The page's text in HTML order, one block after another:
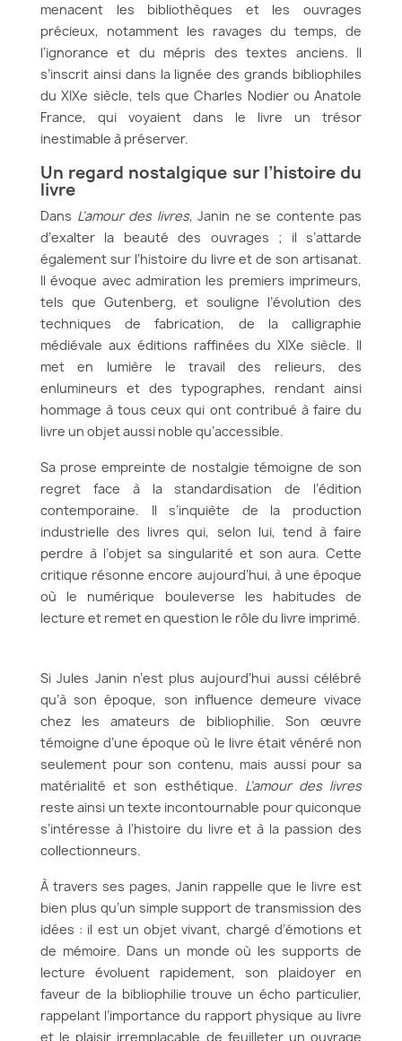
menacent les bibliothèques et les ouvrages
précieux, notamment les ravages du temps, de
l’ignorance et du mépris des textes anciens. Il
s’inscrit ainsi dans la lignée des grands bibliophiles
du XIXe siècle, tels que Charles Nodier ou Anatole
France, qui voyaient dans le livre un trésor
inestimable à préserver.
Un regard nostalgique sur l’histoire du
livre
Dans L’amour des livres, Janin ne se contente pas
d’exalter la beauté des ouvrages ; il s’attarde
également sur l’histoire du livre et de son artisanat.
Il évoque avec admiration les premiers imprimeurs,
tels que Gutenberg, et souligne l’évolution des
techniques de fabrication, de la calligraphie
médiévale aux éditions raffinées du XIXe siècle. Il
met en lumière le travail des relieurs, des
enlumineurs et des typographes, rendant ainsi
hommage à tous ceux qui ont contribué à faire du
livre un objet aussi noble qu’accessible.
Sa prose empreinte de nostalgie témoigne de son
regret face à la standardisation de l’édition
contemporaine. Il s’inquiète de la production
industrielle des livres qui, selon lui, tend à faire
perdre à l’objet sa singularité et son aura. Cette
critique résonne encore aujourd’hui, à une époque
où le numérique bouleverse les habitudes de
lecture et remet en question le rôle du livre imprimé.
Si Jules Janin n’est plus aujourd’hui aussi célébré
qu’à son époque, son influence demeure vivace
chez les amateurs de bibliophilie. Son œuvre
témoigne d’une époque où le livre était vénéré non
seulement pour son contenu, mais aussi pour sa
matérialité et son esthétique. L’amour des livres
reste ainsi un texte incontournable pour quiconque
s’intéresse à l’histoire du livre et à la passion des
collectionneurs.
À travers ses pages, Janin rappelle que le livre est
bien plus qu’un simple support de transmission des
idées : il est un objet vivant, chargé d’émotions et
de mémoire. Dans un monde où les supports de
lecture évoluent rapidement, son plaidoyer en
faveur de la bibliophilie trouve un écho particulier,
rappelant l’importance du rapport physique au livre
et le plaisir irremplaçable de feuilleter un ouvrage